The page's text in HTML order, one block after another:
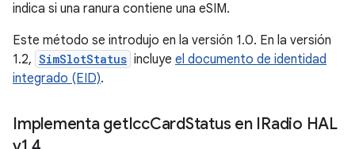
indica si una ranura contiene una eSIM.
Este método se introdujo en la versión 1.0. En la versión
1.2, SimSlotStatus incluye el documento de identidad
integrado (EID).
Implementa getIccCardStatus en IRadio HAL